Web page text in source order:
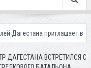
приглашает в «Госуслуги
ДАГЕСТАНА ВСТРЕТИЛСЯ С